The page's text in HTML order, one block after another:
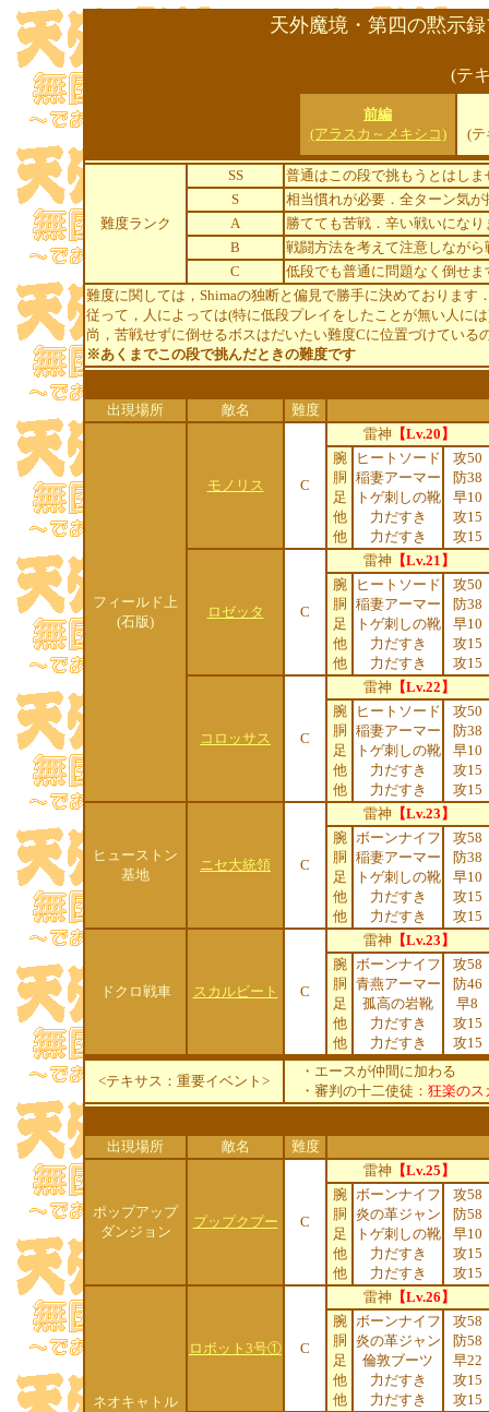
天外魔境・第四の黙示
(テ
前編
(アラスカ～メキシコ)
(テ
難度ランク
SS
普通はこの段で挑もうとはし
S
相当慣れが必要．全ターン気が
A
勝てても苦戦．辛い戦いにな
B
戦闘方法を考えて注意しなが
C
低段でも普通に問題なく倒せま
難度に関しては，Shimaの独断と偏見で勝手に決めております
従って，人によっては(特に低段プレイをしたことが無い人に
尚，苦戦せずに倒せるボスはだいたい難度Cに位置づけてい
※あくまでこの段で挑んだときの難度です
出現場所 敵名 難度
フィールド上
(石版)
モノリス C
雷神 【Lv.20】
腕
胴
足
他
他
ヒートソード
稲妻アーマー
トゲ刺しの靴
力だすき
力だすき
攻50
防38
早10
攻15
攻15
ロゼッタ C
雷神 【Lv.21】
腕
胴
足
他
他
ヒートソード
稲妻アーマー
トゲ刺しの靴
力だすき
力だすき
攻50
防38
早10
攻15
攻15
コロッサス C
雷神 【Lv.22】
腕
胴
足
他
他
ヒートソード
稲妻アーマー
トゲ刺しの靴
力だすき
力だすき
攻50
防38
早10
攻15
攻15
ヒューストン
基地
ニセ大統領 C
雷神 【Lv.23】
腕
胴
足
他
他
ボーンナイフ
稲妻アーマー
トゲ刺しの靴
力だすき
力だすき
攻58
防38
早10
攻15
攻15
ドクロ戦車 スカルビート C
雷神 【Lv.23】
腕
胴
足
他
他
ボーンナイフ
青燕アーマー
孤高の岩靴
力だすき
力だすき
攻58
防46
早8
攻15
攻15
<テキサス：重要イベント>
・エースが仲間に加わる
・審判の十二使徒： 狂楽のス
出現場所 敵名 難度
ポップアップ
ダンジョン
プップクプー C
雷神 【Lv.25】
腕
胴
足
他
他
ボーンナイフ
炎の革ジャン
トゲ刺しの靴
力だすき
力だすき
攻58
防58
早10
攻15
攻15
ネオキャトル
ロボット3号① C
雷神 【Lv.26】
腕
胴
足
他
他
ボーンナイフ
炎の革ジャン
倫敦ブーツ
力だすき
力だすき
攻58
防58
早22
攻15
攻15